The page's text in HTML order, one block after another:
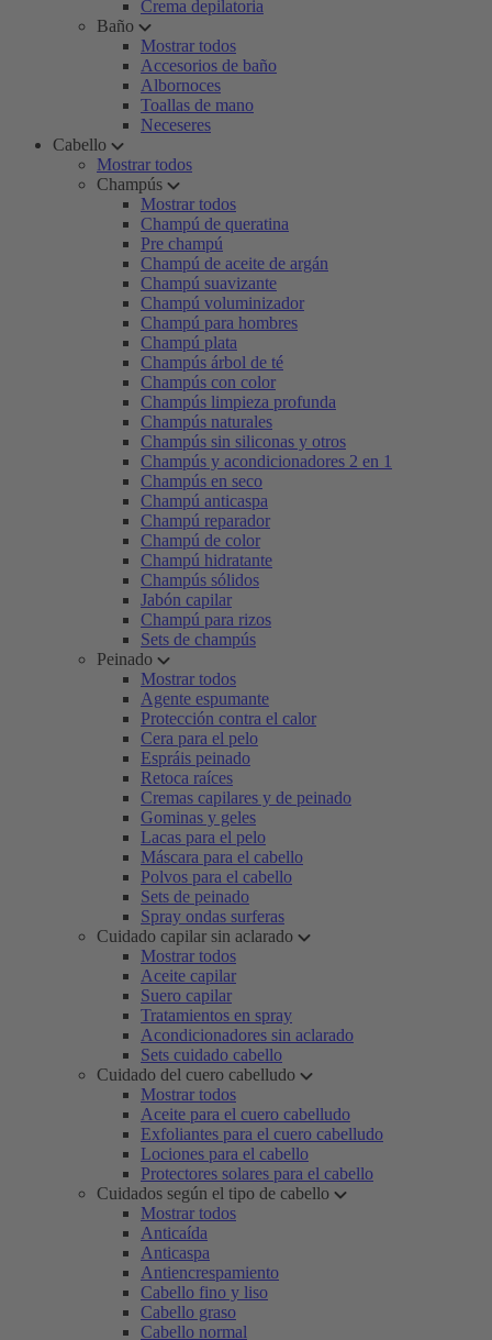
Crema depilatoria
Baño
Mostrar todos
Accesorios de baño
Albornoces
Toallas de mano
Neceseres
Cabello
Mostrar todos
Champús
Mostrar todos
Champú de queratina
Pre champú
Champú de aceite de argán
Champú suavizante
Champú voluminizador
Champú para hombres
Champú plata
Champús árbol de té
Champús con color
Champús limpieza profunda
Champús naturales
Champús sin siliconas y otros
Champús y acondicionadores 2 en 1
Champús en seco
Champú anticaspa
Champú reparador
Champú de color
Champú hidratante
Champús sólidos
Jabón capilar
Champú para rizos
Sets de champús
Peinado
Mostrar todos
Agente espumante
Protección contra el calor
Cera para el pelo
Espráis peinado
Retoca raíces
Cremas capilares y de peinado
Gominas y geles
Lacas para el pelo
Máscara para el cabello
Polvos para el cabello
Sets de peinado
Spray ondas surferas
Cuidado capilar sin aclarado
Mostrar todos
Aceite capilar
Suero capilar
Tratamientos en spray
Acondicionadores sin aclarado
Sets cuidado cabello
Cuidado del cuero cabelludo
Mostrar todos
Aceite para el cuero cabelludo
Exfoliantes para el cuero cabelludo
Lociones para el cabello
Protectores solares para el cabello
Cuidados según el tipo de cabello
Mostrar todos
Anticaída
Anticaspa
Antiencrespamiento
Cabello fino y liso
Cabello graso
Cabello normal